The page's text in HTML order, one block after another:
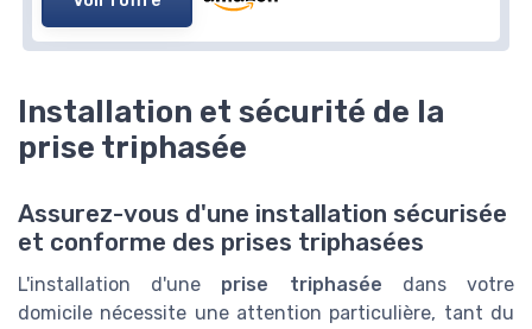
Installation et sécurité de la
prise triphasée
Assurez-vous d'une installation sécurisée
et conforme des prises triphasées
L'installation d'une prise triphasée dans votre
domicile nécessite une attention particulière, tant du